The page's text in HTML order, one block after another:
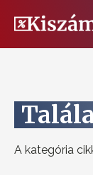
A kategória